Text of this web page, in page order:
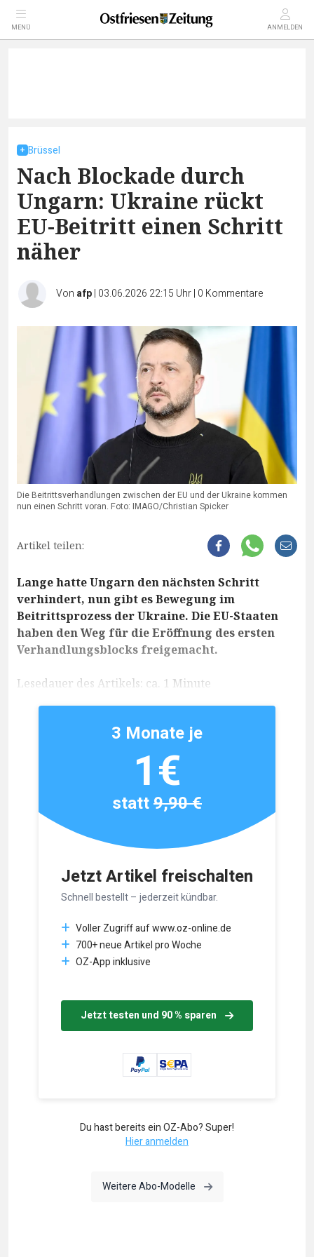
MENÜ ANMELDEN
Brüssel
Nach Blockade durch
Ungarn: Ukraine rückt
EU-Beitritt einen Schritt
näher
Von afp| 03.06.2026 22:15 Uhr| 0 Kommentare
Die Beitrittsverhandlungen zwischen der EU und der Ukraine kommen
nun einen Schritt voran. Foto: IMAGO/Christian Spicker
Artikel teilen:
Lange hatte Ungarn den nächsten Schritt
verhindert, nun gibt es Bewegung im
Beitrittsprozess der Ukraine. Die EU-Staaten
haben den Weg für die Eröffnung des ersten
Verhandlungsblocks freigemacht.
Lesedauer des Artikels: ca. 1 Minute
Jetzt Artikel freischalten
Schnell bestellt – jederzeit kündbar.
Voller Zugriff auf www.oz-online.de
700+ neue Artikel pro Woche
OZ-App inklusive
Jetzt testen und 90 % sparen
3 Monate je
1€
statt9,90 €
Du hast bereits ein OZ-Abo? Super!
Hier anmelden
Weitere Abo-Modelle